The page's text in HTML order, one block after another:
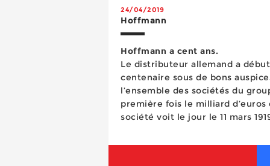
24/04/2019
Hoffmann
Hoffmann a cent ans.
Le distributeur allemand a
centenaire sous de bons
l’ensemble des sociétés du
première fois le milliard d’euros
société voit le jour le 11 mars
Fra...